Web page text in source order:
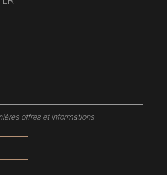
offres et informations